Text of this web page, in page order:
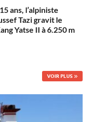
ans, l’alpiniste
Tazi gravit le
Yatse II à 6.250 m
VOIR PLUS